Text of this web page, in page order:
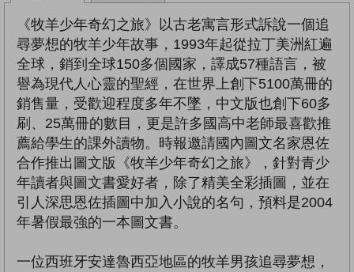
《牧羊少年奇幻之旅》以古老寓言形式訴說一個追
尋夢想的牧羊少年故事，1993年起從拉丁美洲紅遍
全球，銷到全球150多個國家，譯成57種語言，被
譽為現代人心靈的聖經，在世界上創下5100萬冊的
銷售量，受歡迎程度多年不墜，中文版也創下60多
刷、25萬冊的數目，更是許多國高中老師最喜歡推
薦給學生的課外讀物。時報邀請國內圖文名家恩佐
合作推出圖文版《牧羊少年奇幻之旅》，針對青少
年讀者與圖文書愛好者，除了精美全彩插圖，並在
引人深思恩佐插圖中加入小說的名句，預料是2004
年暑假最強的一本圖文書。
一位西班牙安達魯西亞地區的牧羊男孩追尋夢想，